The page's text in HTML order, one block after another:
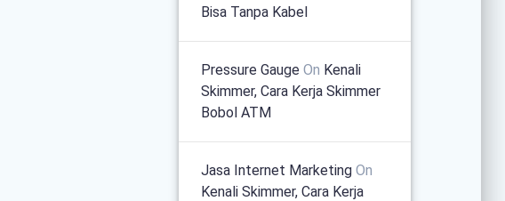
Bisa Tanpa Kabel
Pressure Gauge On Kenali
Skimmer, Cara Kerja Skimmer
Bobol ATM
Jasa Internet Marketing On
Kenali Skimmer, Cara Kerja